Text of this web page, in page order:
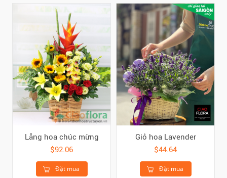
Lẵng hoa chúc mừng
$92.06
Đặt mua
Giỏ hoa Lavender
$44.64
Đặt mua